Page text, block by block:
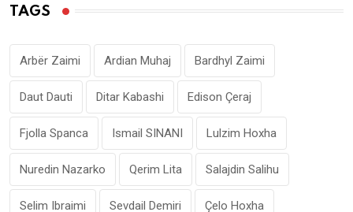
TAGS
Arbër Zaimi Ardian Muhaj Bardhyl Zaimi
Daut Dauti Ditar Kabashi Edison Çeraj
Fjolla Spanca Ismail SINANI Lulzim Hoxha
Nuredin Nazarko Qerim Lita Salajdin Salihu
Selim Ibraimi Sevdail Demiri Çelo Hoxha